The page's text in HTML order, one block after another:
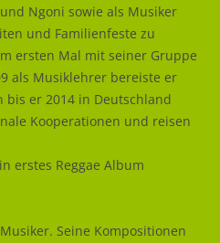
Ngoni sowie als Musiker
und Familienfeste zu
ersten Mal mit seiner Gruppe
als Musiklehrer bereiste er
er 2014 in Deutschland
Kooperationen und reisen
erstes Reggae Album
Seine Kompositionen